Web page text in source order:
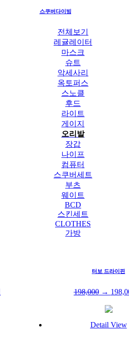
스쿠버다이빙
전체보기
레귤레이터
마스크
슈트
악세사리
옥토퍼스
스노클
후드
라이트
게이지
오리발
장갑
나이프
컴퓨터
스쿠버세트
부츠
웨이트
BCD
스킨세트
CLOTHES
가방
터보 드라이핀
198,000→
Detail View